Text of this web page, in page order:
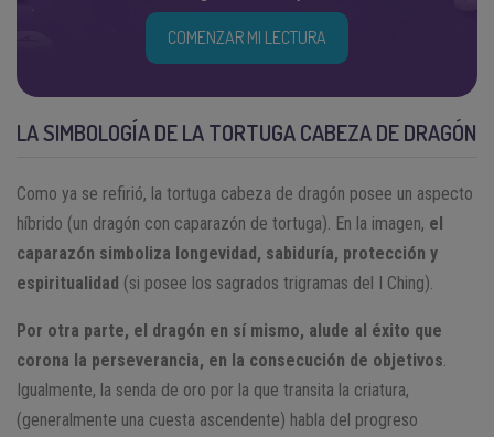
COMENZAR MI LECTURA
LA SIMBOLOGÍA DE LA TORTUGA CABEZA DE DRAGÓN
Como ya se refirió, la tortuga cabeza de dragón posee un aspecto
híbrido (un dragón con caparazón de tortuga). En la imagen, el
caparazón simboliza longevidad, sabiduría, protección y
espiritualidad (si posee los sagrados trigramas del I Ching).
Por otra parte, el dragón en sí mismo, alude al éxito que
corona la perseverancia, en la consecución de objetivos
Igualmente, la senda de oro por la que transita la criatura,
(generalmente una cuesta ascendente) habla del progreso